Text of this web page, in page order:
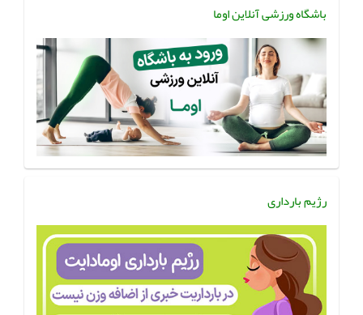
باشگاه ورزشی آنلاین اوما
رژیم بارداری